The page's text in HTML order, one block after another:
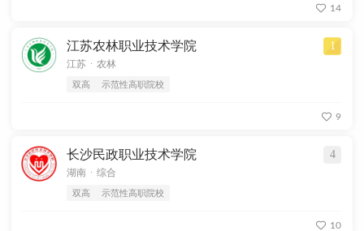
14
江苏农林职业技术学院 1
江苏 . 农林
双高 示范性高职院校
9
长沙民政职业技术学院 4
湖南 . 综合
双高 示范性高职院校
10